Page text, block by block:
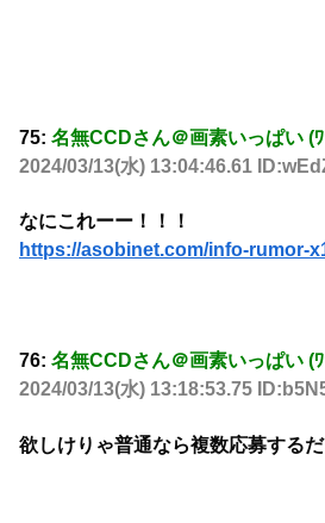
75: 名無CCDさん＠画素いっぱい (
2024/03/13(水) 13:04:46.61
なにこれーー！！！
https://asobinet.com/info-rumor-
76: 名無CCDさん＠画素いっぱい (
2024/03/13(水) 13:18:53.75
欲しけりゃ普通なら複数応募する